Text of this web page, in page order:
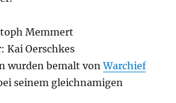
Memmert
Kai Oerschkes
wurden bemalt vonWarchief
seinem gleichnamigen